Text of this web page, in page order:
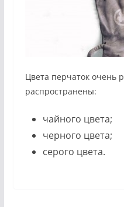
Цвета перчаток очень
распространены:
чайного цвета;
черного цвета;
серого цвета.